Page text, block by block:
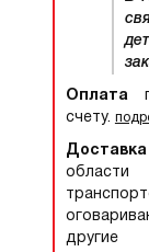
Оплата
счету.
Доставка
области
другие